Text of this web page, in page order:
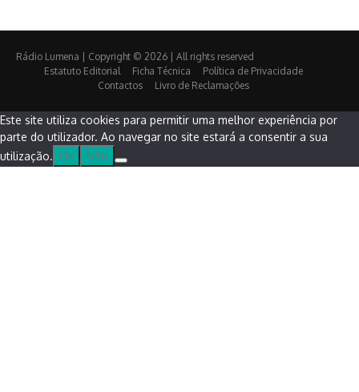
Rádio Lumena | Copyright © 2026 | All rights reserved
Estatuto Editorial
Ficha Técnica
Política de Privacidade
Contactos
Livro de Reclamações
Este site utiliza cookies para permitir uma melhor experiência por
parte do utilizador. Ao navegar no site estará a consentir a sua
utilização. Ok Não